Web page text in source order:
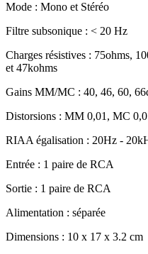
Mode : Mono et Stéréo
Filtre subsonique : < 20 Hz
Charges résistives : 75ohms,
et 47kohms
Gains MM/MC : 40, 46, 60,
Distorsions : MM 0,01, MC
RIAA égalisation : 20Hz -
Entrée : 1 paire de RCA
Sortie : 1 paire de RCA
Alimentation : séparée
Dimensions : 10 x 17 x 3.2 cm